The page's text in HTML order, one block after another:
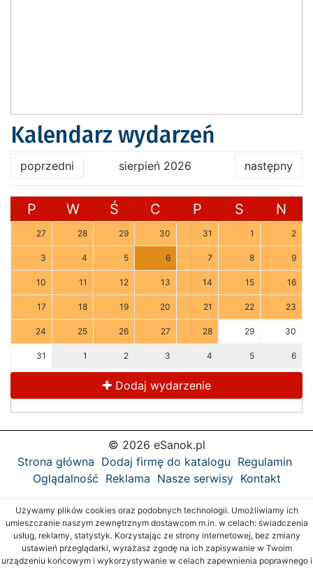
Kalendarz wydarzeń
poprzedni sierpień 2026 następny
P W Ś C P S N
27 28 29 30 31 1 2
3 4 5 6 7 8 9
10 11 12 13 14 15 16
17 18 19 20 21 22 23
24 25 26 27 28 29 30
31 1 2 3 4 5 6
Dodaj wydarzenie
© 2026 eSanok.pl
Strona główna Dodaj firmę do katalogu Regulamin
Oglądalność Reklama Nasze serwisy Kontakt
Używamy plików cookies oraz podobnych technologii. Umożliwiamy ich
umieszczanie naszym zewnętrznym dostawcom m.in. w celach: świadczenia
usług, reklamy, statystyk. Korzystając ze strony internetowej, bez zmiany
ustawień przeglądarki, wyrażasz zgodę na ich zapisywanie w Twoim
urządzeniu końcowym i wykorzystywanie w celach zapewnienia poprawnego i